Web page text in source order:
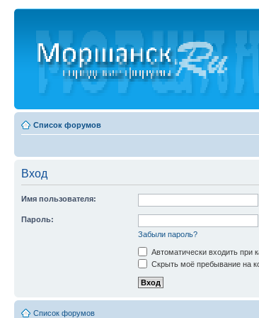
Список форумов
Вход
Имя пользователя:
Пароль:
Забыли пароль?
Автоматически входить при
Скрыть моё пребывание на
Список форумов